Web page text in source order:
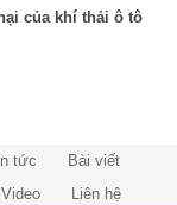
của khí thải ô tô
tức
Bài viết
Video Liên hệ